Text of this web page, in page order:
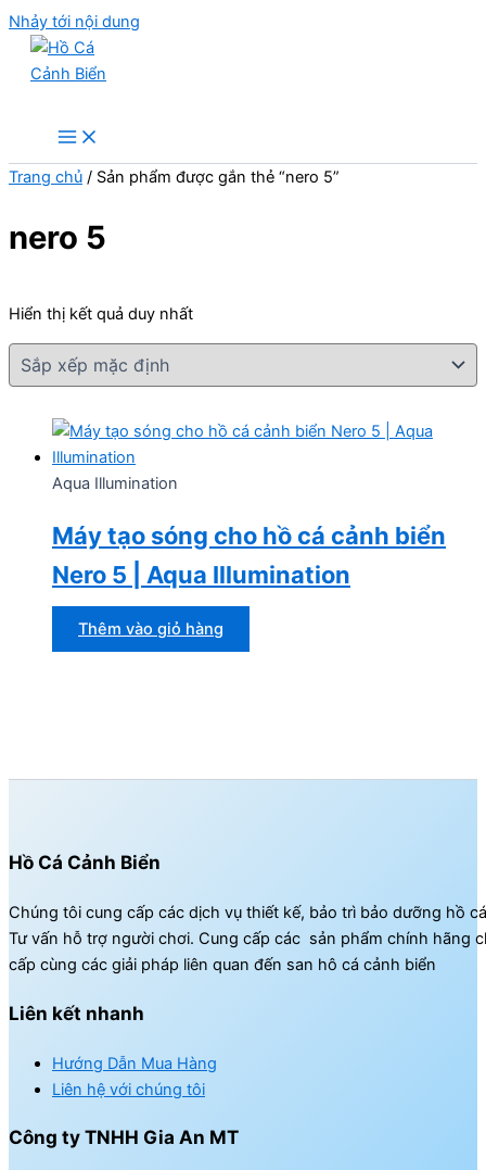
Nhảy tới nội dung
Trang chủ / Sản phẩm được gắn thẻ “nero 5”
nero 5
Hiển thị kết quả duy nhất
Aqua Illumination
Máy tạo sóng cho hồ cá cảnh biển
Nero 5 | Aqua Illumination
Thêm vào giỏ hàng
Hồ Cá Cảnh Biển
Chúng tôi cung cấp các dịch vụ thiết kế, bảo trì bảo dưỡng hồ
Tư vấn hỗ trợ người chơi. Cung cấp các sản phẩm chính hãng
cấp cùng các giải pháp liên quan đến san hô cá cảnh biển
Liên kết nhanh
Hướng Dẫn Mua Hàng
Liên hệ với chúng tôi
Công ty TNHH Gia An MT